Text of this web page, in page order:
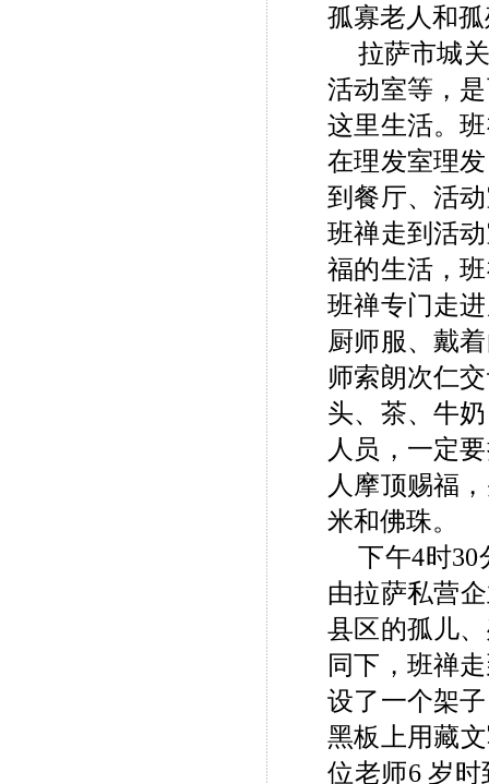
孤寡老人和
拉萨市城
活动室等，
这里生活。
在理发室理
到餐厅、活
班禅走到活
福的生活，
班禅专门走
厨师服、戴
师索朗次仁
头、茶、牛
人员，一定
人摩顶赐福
米和佛珠。
下午4时
由拉萨私营
县区的孤儿
同下，班禅
设了一个架
黑板上用藏
位老师6 岁